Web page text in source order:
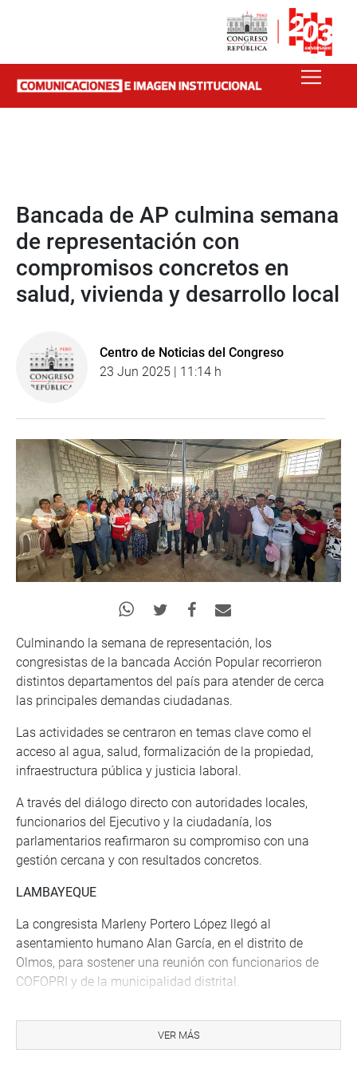
Bancada de AP culmina semana
de representación con
compromisos concretos en
salud, vivienda y desarrollo local
Centro de Noticias del Congreso
23 Jun 2025 | 11:14 h
Culminando la semana de representación, los
congresistas de la bancada Acción Popular recorrieron
distintos departamentos del país para atender de cerca
las principales demandas ciudadanas.
Las actividades se centraron en temas clave como el
acceso al agua, salud, formalización de la propiedad,
infraestructura pública y justicia laboral.
A través del diálogo directo con autoridades locales,
funcionarios del Ejecutivo y la ciudadanía, los
parlamentarios reafirmaron su compromiso con una
gestión cercana y con resultados concretos.
LAMBAYEQUE
La congresista Marleny Portero López llegó al
asentamiento humano Alan García, en el distrito de
Olmos, para sostener una reunión con funcionarios de
COFOPRI y de la municipalidad distrital.
proceso de saneamiento físico-legal que COFOPRI viene
desarrollando a nivel distrital, lo que permitirá que
VER MÁS